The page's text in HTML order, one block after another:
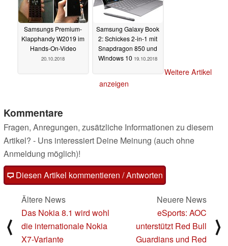
Samsungs Premium-
Klapphandy W2019 im
Hands-On-Video
20.10.2018
Samsung Galaxy Book
2: Schickes 2-in-1 mit
Snapdragon 850 und
Windows 10 19.10.2018
Weitere Artikel
anzeigen
Kommentare
Fragen, Anregungen, zusätzliche Informationen zu diesem
Artikel? - Uns interessiert Deine Meinung (auch ohne
Anmeldung möglich)!
Diesen Artikel kommentieren / Antworten
⟨
Ältere News
Das Nokia 8.1 wird wohl
die internationale Nokia
X7-Variante
Neuere News
eSports: AOC
unterstützt Red Bull
Guardians und Red
⟩